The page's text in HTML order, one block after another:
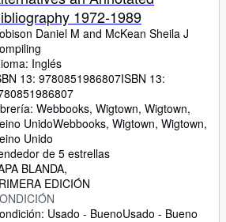
CERRAR
1972-1989
Daniel M and McKean Sheila J
Inglés
13: 9780851986807ISBN 13:
Webbooks, Wigtown, Wigtown,
UnidoWebbooks, Wigtown, Wigtown,
Unido
de 5 estrellas
BLANDA
EDICIÓN
Usado - BuenoUsado - Bueno